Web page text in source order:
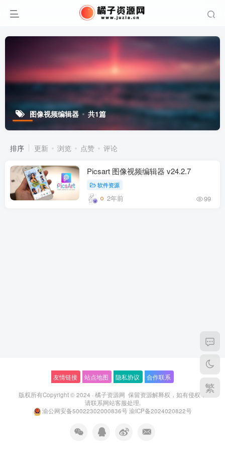
图像视频编辑器 共1篇
排序 更新 浏览 点赞 评论
Picsart 图像视频编辑器 v24.2.7
软件资源
2年前 99
友情链接 站点地图 隐私协议 合作联系
版权所有Copyright © 2024 · 橘子资源网 保留资源解释权，如有侵权，
请联系网站客服处理.
渝公网安备50022302000836号 渝ICP备2024020822号
繁